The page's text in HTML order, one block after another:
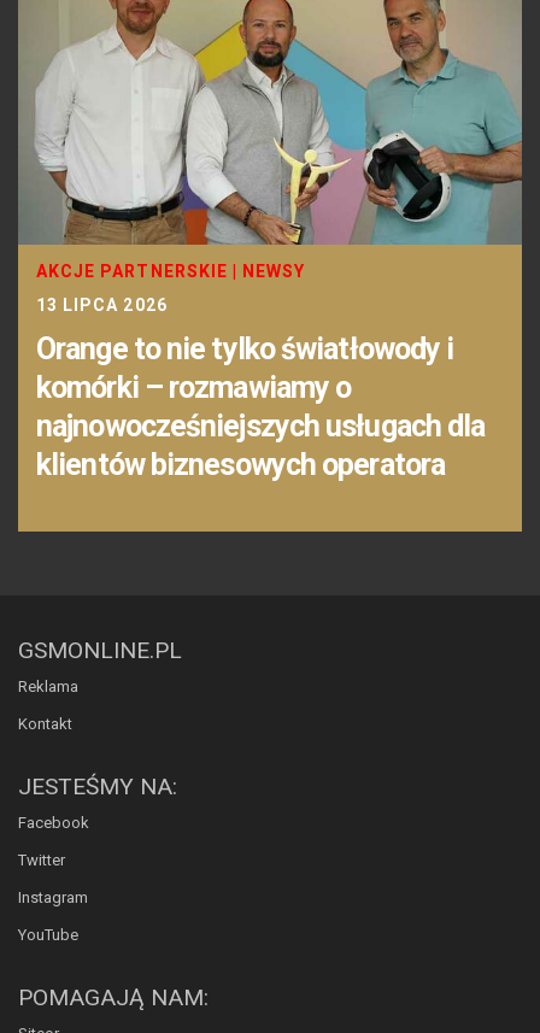
AKCJE PARTNERSKIE
NEWSY
13 LIPCA 2026
Orange to nie tylko światłowody i
komórki – rozmawiamy o
najnowocześniejszych usługach dla
klientów biznesowych operatora
GSMONLINE.PL
Reklama
Kontakt
JESTEŚMY NA:
Facebook
Twitter
Instagram
YouTube
POMAGAJĄ NAM: